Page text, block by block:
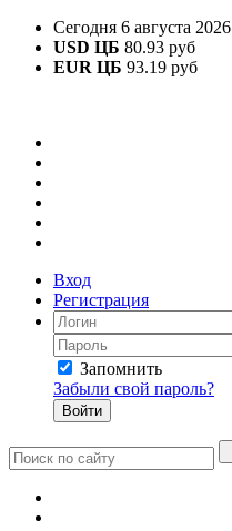
Сегодня 6 августа 2026
USD ЦБ 80.93 руб
EUR ЦБ 93.19 руб
Вход
Регистрация
Запомнить
Забыли свой пароль?